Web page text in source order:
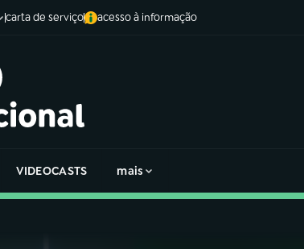
carta de serviço acesso à informação
VIDEOCASTS mais